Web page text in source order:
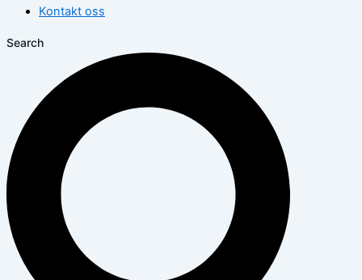
Kontakt oss
Search